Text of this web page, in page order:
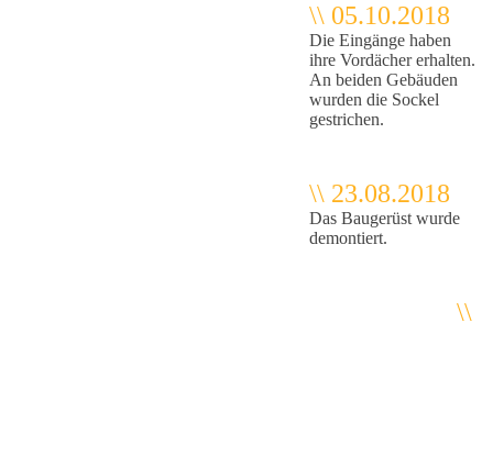
\\ 05.10.2018
Die Eingänge haben
ihre Vordächer erhalten.
An beiden Gebäuden
wurden die Sockel
gestrichen.
\\ 23.08.2018
Das Baugerüst wurde
demontiert.
\\